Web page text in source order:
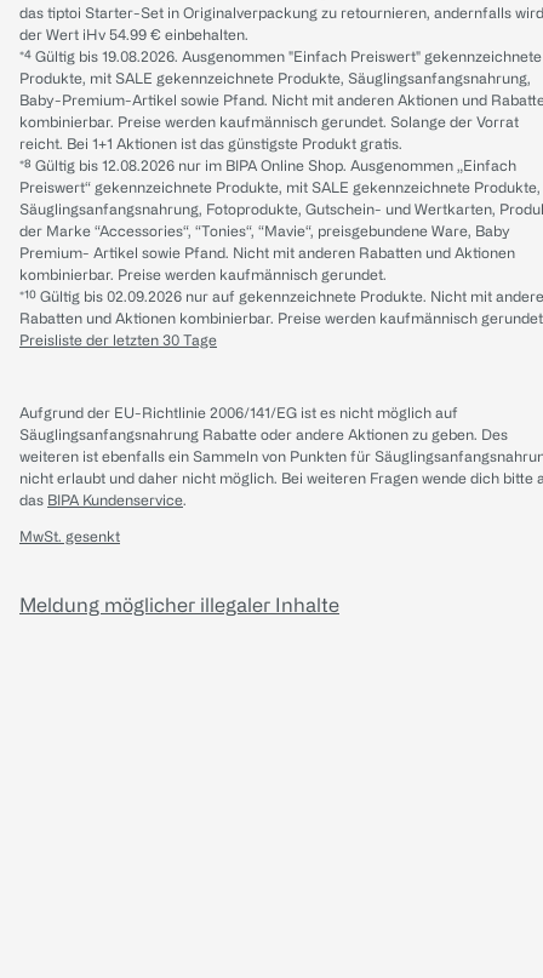
das tiptoi Starter-Set in Originalverpackung zu retournieren, andernfalls wird
der Wert iHv 54.99 € einbehalten.
*⁴ Gültig bis 19.08.2026. Ausgenommen "Einfach Preiswert" gekennzeichnete
Produkte, mit SALE gekennzeichnete Produkte, Säuglingsanfangsnahrung,
Baby-Premium-Artikel sowie Pfand. Nicht mit anderen Aktionen und
kombinierbar. Preise werden kaufmännisch gerundet. Solange der Vorrat
reicht. Bei 1+1 Aktionen ist das günstigste Produkt gratis.
*⁸ Gültig bis 12.08.2026 nur im BIPA Online Shop. Ausgenommen „Einfach
Preiswert“ gekennzeichnete Produkte, mit SALE gekennzeichnete Produkte,
Säuglingsanfangsnahrung, Fotoprodukte, Gutschein- und Wertkarten,
der Marke “Accessories“, “Tonies“, “Mavie“, preisgebundene Ware, Baby
Premium- Artikel sowie Pfand. Nicht mit anderen Rabatten und Aktionen
kombinierbar. Preise werden kaufmännisch gerundet.
*¹⁰ Gültig bis 02.09.2026 nur auf gekennzeichnete Produkte. Nicht mit
Rabatten und Aktionen kombinierbar. Preise werden kaufmännisch
Preisliste der letzten 30 Tage
Aufgrund der EU-Richtlinie 2006/141/EG ist es nicht möglich auf
Säuglingsanfangsnahrung Rabatte oder andere Aktionen zu geben. Des
weiteren ist ebenfalls ein Sammeln von Punkten für
nicht erlaubt und daher nicht möglich. Bei weiteren Fragen wende dich bitte
das BIPA Kundenservice.
MwSt. gesenkt
Meldung möglicher illegaler Inhalte